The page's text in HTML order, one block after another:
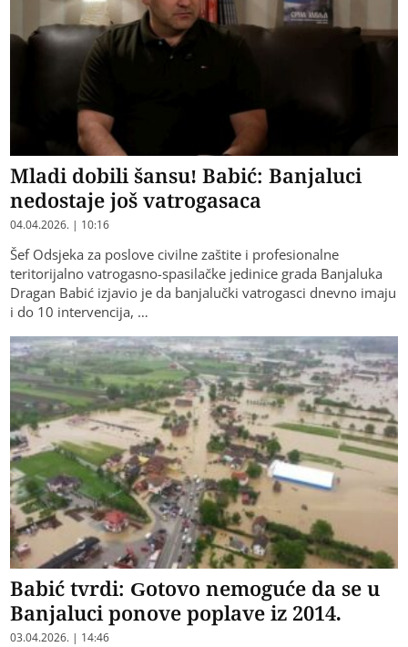
Mladi dobili šansu! Babić: Banjaluci
nedostaje još vatrogasaca
04.04.2026. | 10:16
Šef Odsjeka za poslove civilne zaštite i profesionalne
teritorijalno vatrogasno-spasilačke jedinice grada Banjaluka
Dragan Babić izjavio je da banjalučki vatrogasci dnevno imaju
i do 10 intervencija, …
Babić tvrdi: Gotovo nemoguće da se u
Banjaluci ponove poplave iz 2014.
03.04.2026. | 14:46